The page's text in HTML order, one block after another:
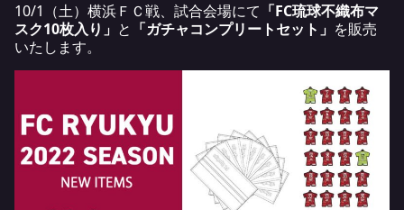
10/1（土）横浜ＦＣ戦、試合会場にて 「FC琉球不織布マ
スク10枚入り」 と 「ガチャコンプリートセット」 を販売
いたします。